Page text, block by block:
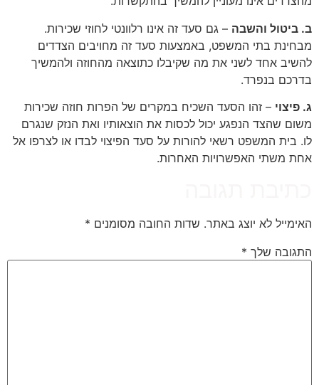
ב. ביטול והשבה – גם סעד זה אינו רלוונטי לחוזי שכירות.
מבחינת בתי המשפט, באמצעות סעד זה מחויבים הצדדים
להשיב אחד לשני את מה שקיבלו כתוצאה מהחוזה ולהמשיך
בדרכם בנפרד.
ג. פיצוי – זהו הסעד השכיח במקרים של הפרות חוזה שכירות
משום שהצד הנפגע יכול לכסות את הוצאותיו ואת הנזק שנגרם
לו. בית המשפט רשאי להורות על סעד הפיצוי לבדו או לצרפו אל
אחת משתי האפשרויות האחרות.
האימייל לא יוצג באתר. שדות החובה מסומנים *
התגובה שלך *